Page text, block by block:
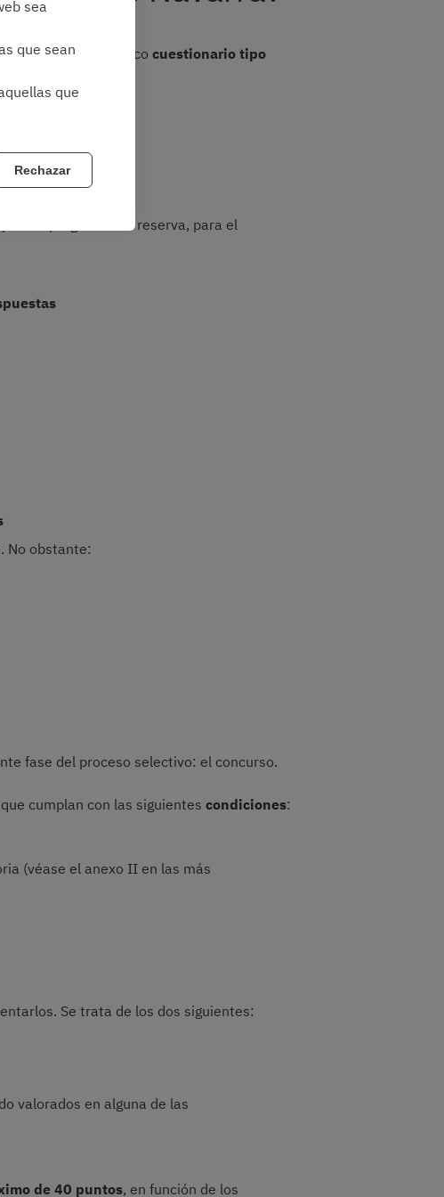
consiste en un único cuestionario tipo
10 preguntas de reserva, para el
No obstante:
fase del proceso selectivo: el concurso.
cumplan con las siguientes condiciones:
(véase el anexo II en las más
Se trata de los dos siguientes:
valorados en alguna de las
de 40 puntos, en función de los
sea
que sean
que
Rechazar